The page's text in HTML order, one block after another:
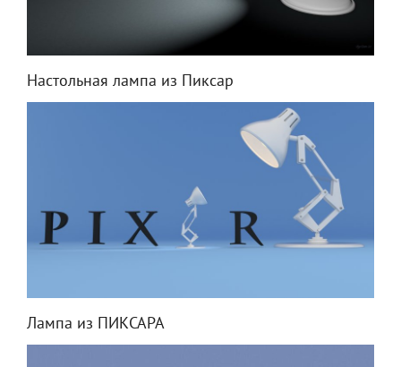
Настольная лампа из Пиксар
Лампа из ПИКСАРА